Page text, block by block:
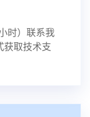
手机数据文
时）联系我
获取技术支